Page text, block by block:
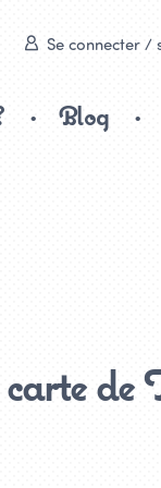
Se connecter /
Blog
de